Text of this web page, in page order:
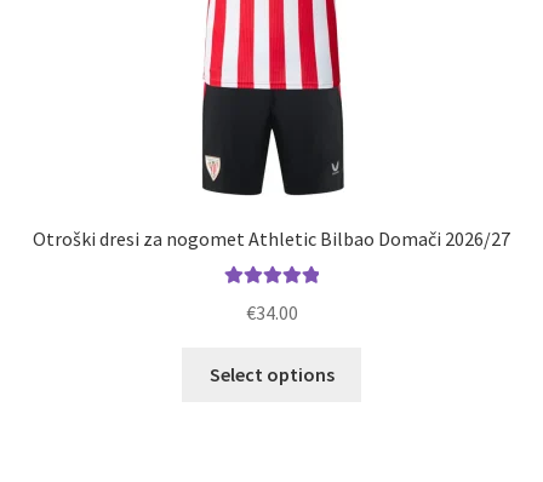
Otroški dresi za nogomet Athletic Bilbao Domači 2026/27
€34.00
Select options